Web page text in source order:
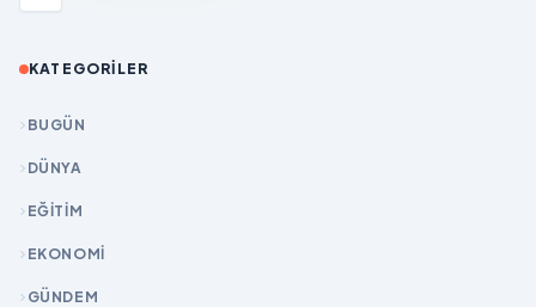
KATEGORILER
BUGÜN
DÜNYA
EĞİTİM
EKONOMİ
GÜNDEM